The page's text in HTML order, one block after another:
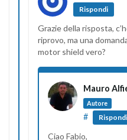
Rispondi
Grazie della risposta,
riprovo, ma una
motor shield vero?
Mauro
Autore
# Rispondi
Ciao Fabio,